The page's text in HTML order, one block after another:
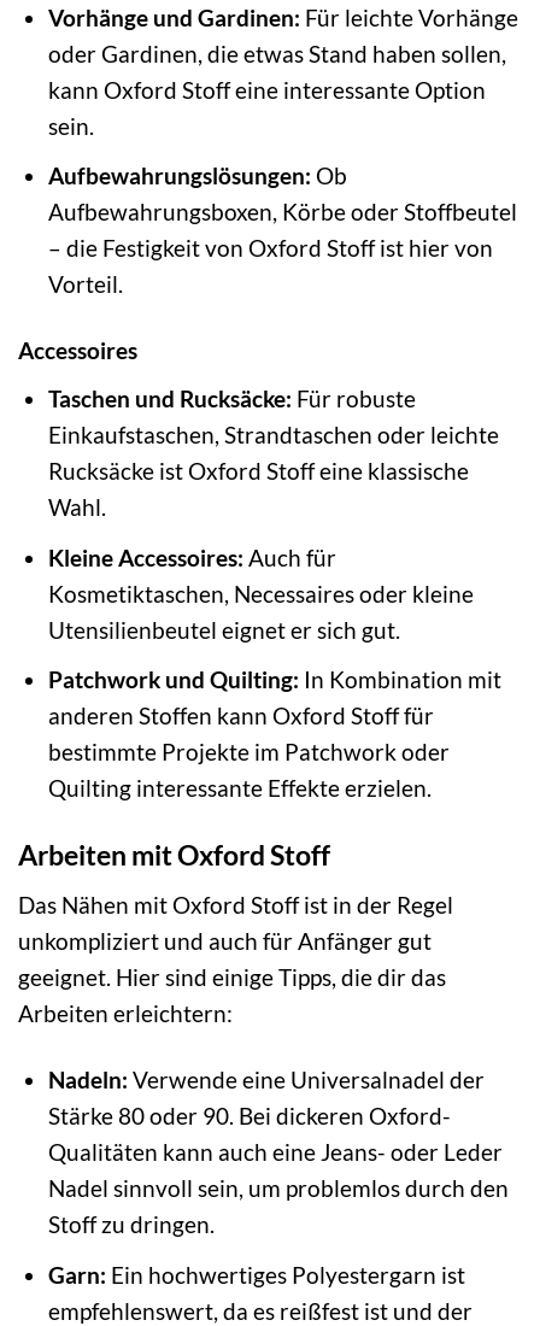
Vorhänge und Gardinen: Für leichte Vorhänge
oder Gardinen, die etwas Stand haben sollen,
kann Oxford Stoff eine interessante Option
sein.
Aufbewahrungslösungen: Ob
Aufbewahrungsboxen, Körbe oder Stoffbeutel
– die Festigkeit von Oxford Stoff ist hier von
Vorteil.
Accessoires
Taschen und Rucksäcke: Für robuste
Einkaufstaschen, Strandtaschen oder leichte
Rucksäcke ist Oxford Stoff eine klassische
Wahl.
Kleine Accessoires: Auch für
Kosmetiktaschen, Necessaires oder kleine
Utensilienbeutel eignet er sich gut.
Patchwork und Quilting: In Kombination mit
anderen Stoffen kann Oxford Stoff für
bestimmte Projekte im Patchwork oder
Quilting interessante Effekte erzielen.
Arbeiten mit Oxford Stoff
Das Nähen mit Oxford Stoff ist in der Regel
unkompliziert und auch für Anfänger gut
geeignet. Hier sind einige Tipps, die dir das
Arbeiten erleichtern:
Nadeln: Verwende eine Universalnadel der
Stärke 80 oder 90. Bei dickeren Oxford-
Qualitäten kann auch eine Jeans- oder Leder
Nadel sinnvoll sein, um problemlos durch den
Stoff zu dringen.
Garn: Ein hochwertiges Polyestergarn ist
empfehlenswert, da es reißfest ist und der